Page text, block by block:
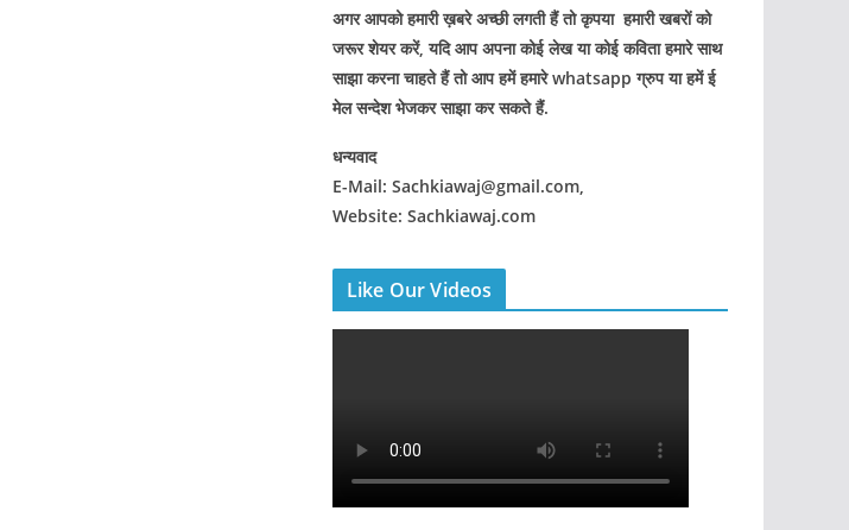
अगर आपको हमारी ख़बरे अच्छी लगती हैं तो कृपया हमारी खबरों को
जरूर शेयर करें, यदि आप अपना कोई लेख या कोई कविता हमारे साथ
साझा करना चाहते हैं तो आप हमें हमारे whatsapp ग्रुप या हमें ई
मेल सन्देश भेजकर साझा कर सकते हैं.
धन्यवाद
E-Mail: Sachkiawaj@gmail.com,
Website: Sachkiawaj.com
Like Our Videos